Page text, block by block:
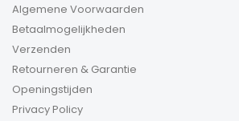
Algemene Voorwaarden
Betaalmogelijkheden
Verzenden
Retourneren & Garantie
Openingstijden
Privacy Policy